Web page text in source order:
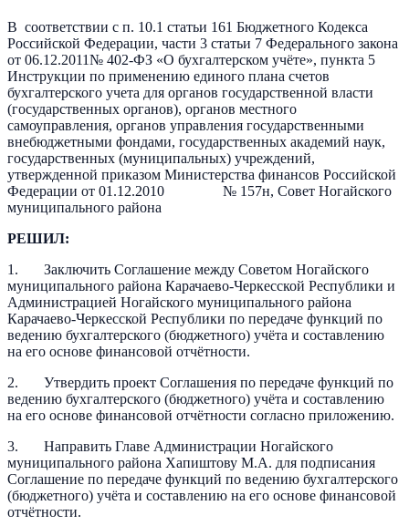
В соответствии с п. 10.1 статьи 161 Бюджетного Кодекса
Российской Федерации, части 3 статьи 7 Федерального закона
от 06.12.2011№ 402-ФЗ «О бухгалтерском учёте», пункта 5
Инструкции по применению единого плана счетов
бухгалтерского учета для органов государственной власти
(государственных органов), органов местного
самоуправления, органов управления государственными
внебюджетными фондами, государственных академий наук,
государственных (муниципальных) учреждений,
утвержденной приказом Министерства финансов Российской
Федерации от 01.12.2010 № 157н, Совет Ногайского
муниципального района
РЕШИЛ:
1. Заключить Соглашение между Советом Ногайского
муниципального района Карачаево-Черкесской Республики и
Администрацией Ногайского муниципального района
Карачаево-Черкесской Республики по передаче функций по
ведению бухгалтерского (бюджетного) учёта и составлению
на его основе финансовой отчётности.
2. Утвердить проект Соглашения по передаче функций по
ведению бухгалтерского (бюджетного) учёта и составлению
на его основе финансовой отчётности согласно приложению.
3. Направить Главе Администрации Ногайского
муниципального района Хапиштову М.А. для подписания
Соглашение по передаче функций по ведению бухгалтерского
(бюджетного) учёта и составлению на его основе финансовой
отчётности.